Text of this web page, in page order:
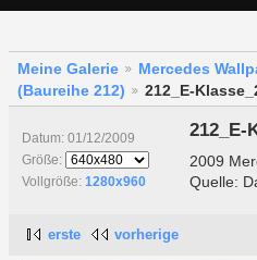
Meine Galerie Mercedes
(Baureihe 212)
212_E-
Datum: 01/12/2009
Größe:
Vollgröße: 1280x960
212_E-
2009
Quelle:
erste vorherige